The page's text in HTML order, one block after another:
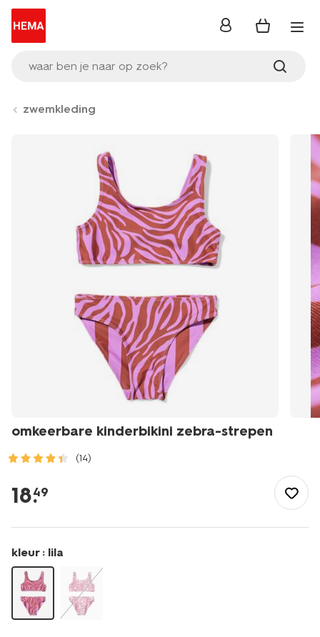
waar ben je naar op zoek?
inloggen
zwemkleding
omkeerbare kinderbikini zebra-strepen
(14)
bikinis-
badpakken/omkeerbare-
zebra-
strepen-
22260213.html
18.
49
kleur : lila